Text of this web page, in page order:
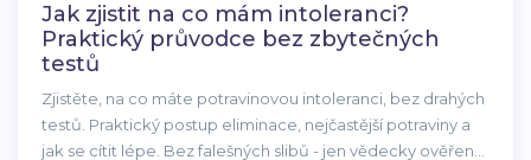
Jak zjistit na co mám intoleranci?
Praktický průvodce bez zbytečných
testů
Zjistěte, na co máte potravinovou intoleranci, bez drahých
testů. Praktický postup eliminace, nejčastější potraviny a
jak se cítit lépe. Bez falešných slibů - jen vědecky ověřený